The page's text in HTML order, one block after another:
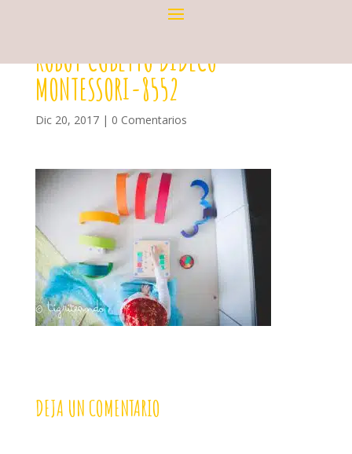
ROBOT CUBETTO DIDECO
MONTESSORI-8552
Dic 20, 2017| 0 Comentarios
DEJA UN COMENTARIO